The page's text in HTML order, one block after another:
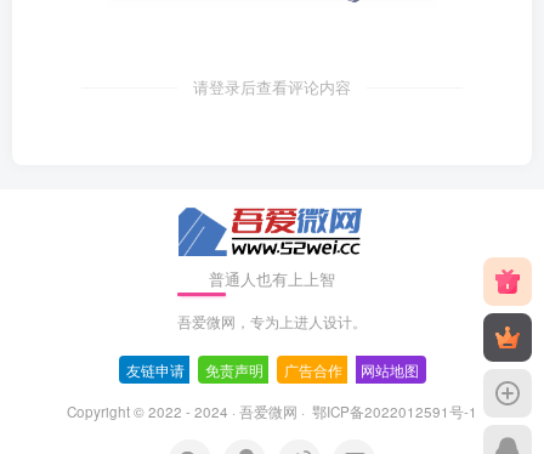
请登录后查看评论内容
普通人也有上上智
吾爱微网，专为上进人设计。
友链申请 免责声明 广告合作 网站地图
Copyright © 2022 - 2024 · 吾爱微网 · 鄂ICP备2022012591号-1